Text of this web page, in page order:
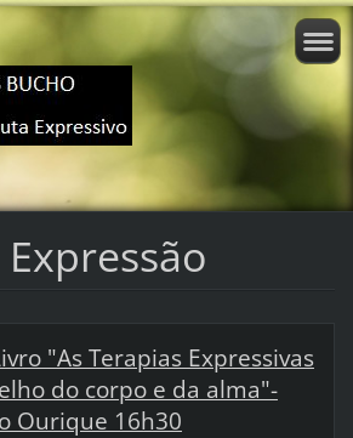
"As Terapias Expressivas
do corpo e da alma"-
Ourique 16h30